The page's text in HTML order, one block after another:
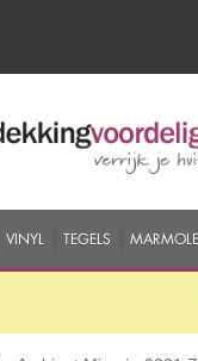
VINYL TEGELS